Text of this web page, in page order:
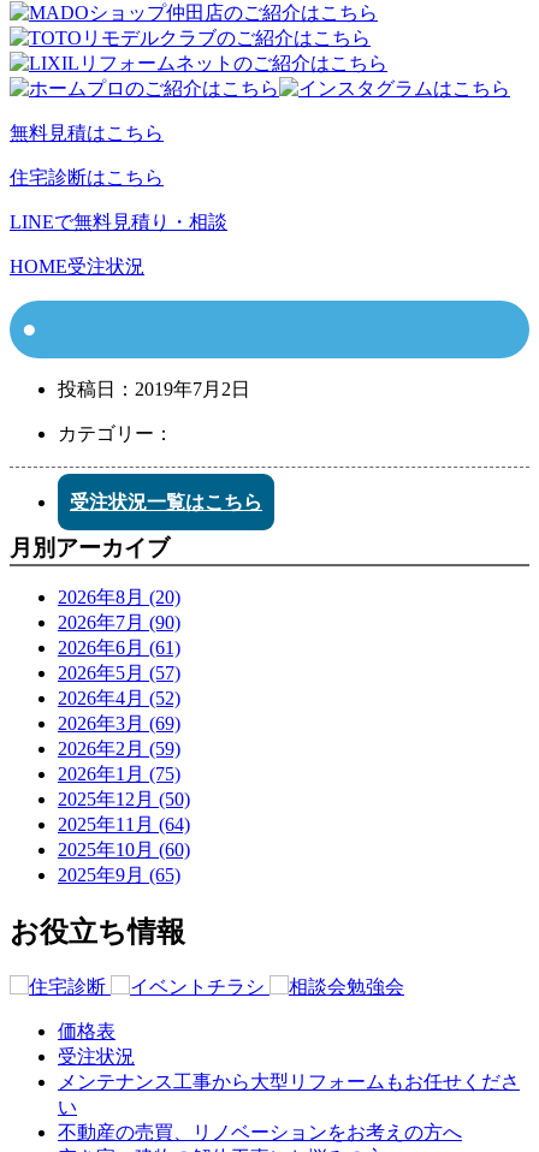
無料見積はこちら
住宅診断はこちら
LINEで無料見積り・相談
HOME受注状況
投稿日： 2019年7月2日
カテゴリー：
受注状況一覧はこちら
月別アーカイブ
2026年8月 (20)
2026年7月 (90)
2026年6月 (61)
2026年5月 (57)
2026年4月 (52)
2026年3月 (69)
2026年2月 (59)
2026年1月 (75)
2025年12月 (50)
2025年11月 (64)
2025年10月 (60)
2025年9月 (65)
お役立ち情報
価格表
受注状況
メンテナンス工事から大型リフォームもお任せくださ
い
不動産の売買、リノベーションをお考えの方へ